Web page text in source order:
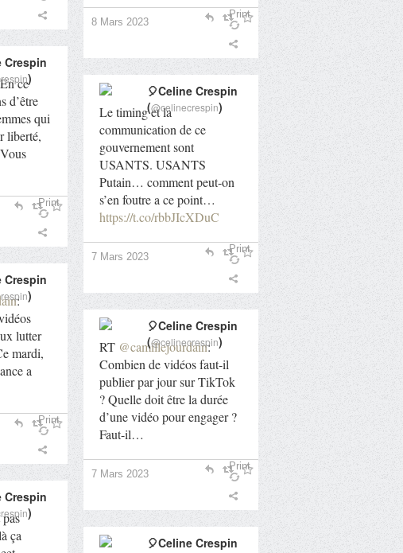
8 Mars 2023
Print
ce
d’être
qui
liberté,
Crespin
)
Print
Le timing et la
communication de ce
gouvernement sont
USANTS. USANTS
Putain… comment peut-on
s’en foutre a ce point…
https://t.co/rbbJIcXDuC
🎈Celine Crespin
(@celinecrespin)
7 Mars 2023
Print
:
lutter
mardi,
a
Crespin
)
Print
RT @camillejourdain:
Combien de vidéos faut-il
publier par jour sur TikTok
? Quelle doit être la durée
d’une vidéo pour engager ?
Faut-il…
🎈Celine Crespin
(@celinecrespin)
7 Mars 2023
Print
ça
Crespin
)
🎈Celine Crespin